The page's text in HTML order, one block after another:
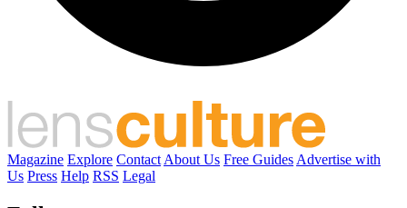
Magazine Explore Contact About Us Free Guides Advertise with
Us Press Help RSS Legal